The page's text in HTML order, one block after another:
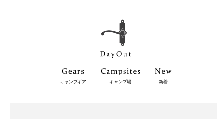
キャンプギア キャンプ場 新着